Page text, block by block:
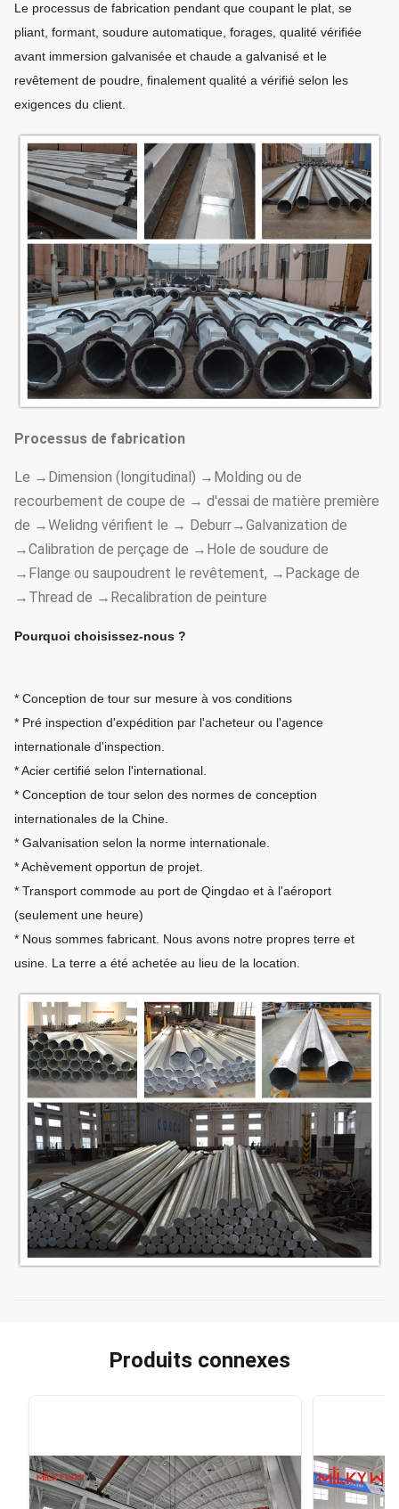
Le processus de fabrication pendant que coupant le plat, se
pliant, formant, soudure automatique, forages, qualité vérifiée
avant immersion galvanisée et chaude a galvanisé et le
revêtement de poudre, finalement qualité a vérifié selon les
exigences du client.
Processus de fabrication
Le →Dimension (longitudinal) →Molding ou de
recourbement de coupe de → d'essai de matière première
de →Welidng vérifient le → Deburr→Galvanization de
→Calibration de perçage de →Hole de soudure de
→Flange ou saupoudrent le revêtement, →Package de
→Thread de →Recalibration de peinture
Pourquoi choisissez-nous ?
* Conception de tour sur mesure à vos conditions
* Pré inspection d'expédition par l'acheteur ou l'agence
internationale d'inspection.
* Acier certifié selon l'international.
* Conception de tour selon des normes de conception
internationales de la Chine.
* Galvanisation selon la norme internationale.
* Achèvement opportun de projet.
* Transport commode au port de Qingdao et à l'aéroport
(seulement une heure)
* Nous sommes fabricant. Nous avons notre propres terre et
usine. La terre a été achetée au lieu de la location.
Produits connexes